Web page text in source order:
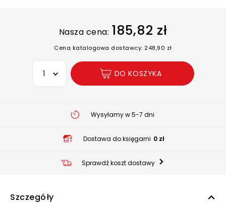
Nasza cena: 185,82 zł
Cena katalogowa dostawcy: 248,90 zł
Wybierz opcję
DO KOSZYKA
Wysyłamy w 5-7 dni
Dostawa do księgarni 0 zł
Sprawdź koszt dostawy
Szczegóły